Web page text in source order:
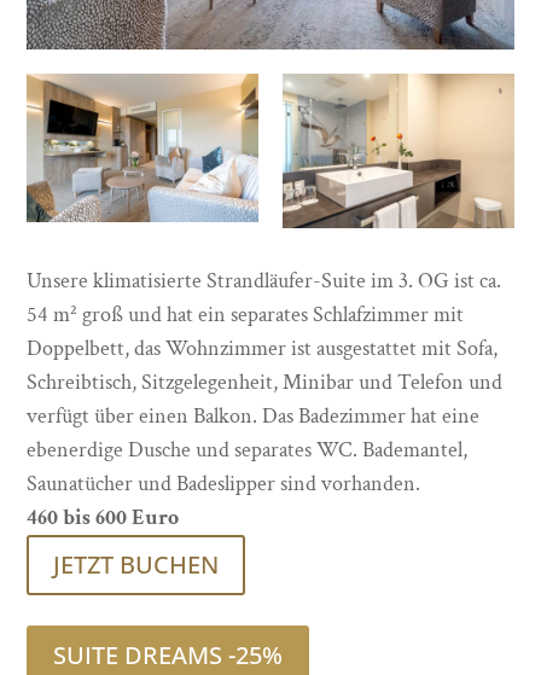
Unsere klimatisierte Strandläufer-Suite im 3. OG ist ca.
54 m² groß und hat ein separates Schlafzimmer mit
Doppelbett, das Wohnzimmer ist ausgestattet mit Sofa,
Schreibtisch, Sitzgelegenheit, Minibar und Telefon und
verfügt über einen Balkon. Das Badezimmer hat eine
ebenerdige Dusche und separates WC. Bademantel,
Saunatücher und Badeslipper sind vorhanden.
460 bis 600 Euro
JETZT BUCHEN
SUITE DREAMS -25%